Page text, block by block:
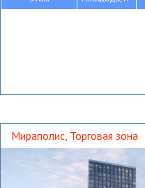
Мираполис, Торговая зона